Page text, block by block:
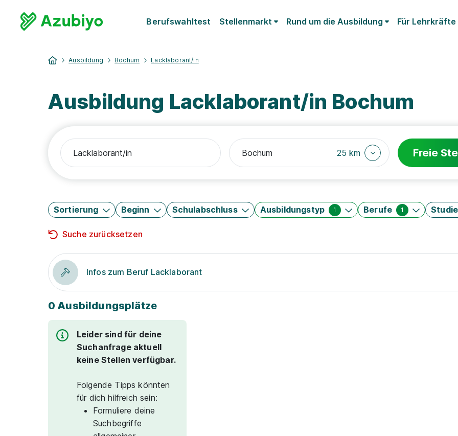
Berufswahltest Stellenmarkt Rund um die Ausbildung Für Lehrkräfte
Ausbildung Bochum Lacklaborant/in
Ausbildung Lacklaborant/in Bochum
25 km Freie
Sortierung Beginn Schulabschluss Ausbildungstyp 1 Berufe 1
Suche zurücksetzen
Infos zum Beruf Lacklaborant
0 Ausbildungsplätze
Leider sind für deine
Suchanfrage aktuell
keine Stellen verfügbar.
Folgende Tipps könnten
für dich hilfreich sein:
Formuliere deine
Suchbegriffe